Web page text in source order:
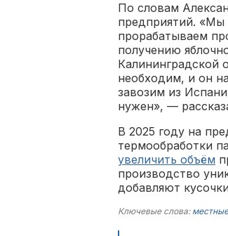
По словам
предприятий. «Мы
прорабатываем
получению
Калининградской
необходим, и он
завозим из
нужен», —
В 2025 году на
термообработки
увеличить объём
производство
добавляют
Ключевые слова: